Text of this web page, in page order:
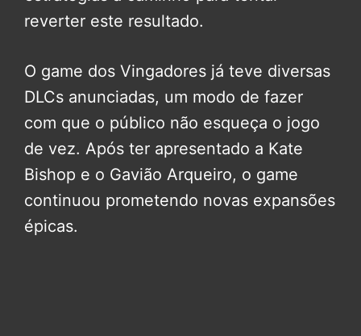
reverter este resultado.
O game dos Vingadores já teve diversas
DLCs anunciadas, um modo de fazer
com que o público não esqueça o jogo
de vez. Após ter apresentado a Kate
Bishop e o Gavião Arqueiro, o game
continuou prometendo novas expansões
épicas.